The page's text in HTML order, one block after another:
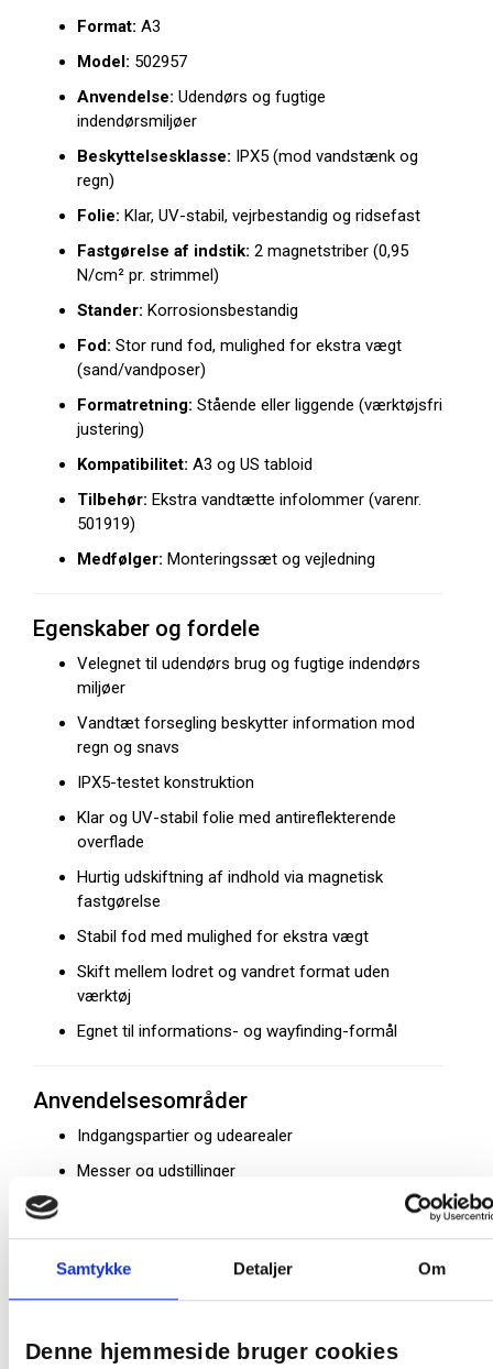
Samtykke Detaljer Om
Denne hjemmeside bruger cookies
Format: A3
Model: 502957
Anvendelse: Udendørs og fugtige
indendørsmiljøer
Beskyttelsesklasse: IPX5 (mod vandstænk og
regn)
Folie: Klar, UV-stabil, vejrbestandig og ridsefast
Fastgørelse af indstik: 2 magnetstriber (0,95
N/cm² pr. strimmel)
Stander: Korrosionsbestandig
Fod: Stor rund fod, mulighed for ekstra vægt
(sand/vandposer)
Formatretning: Stående eller liggende (værktøjsfri
justering)
Kompatibilitet: A3 og US tabloid
Tilbehør: Ekstra vandtætte infolommer (varenr.
501919)
Medfølger: Monteringssæt og vejledning
Egenskaber og fordele
Velegnet til udendørs brug og fugtige indendørs
miljøer
Vandtæt forsegling beskytter information mod
regn og snavs
IPX5-testet konstruktion
Klar og UV-stabil folie med antireflekterende
overflade
Hurtig udskiftning af indhold via magnetisk
fastgørelse
Stabil fod med mulighed for ekstra vægt
Skift mellem lodret og vandret format uden
værktøj
Egnet til informations- og wayfinding-formål
Anvendelsesområder
Indgangspartier og udearealer
Messer og udstillinger
Institutioner og virksomheder
Fugtige indendørs områder
Relateret kategori